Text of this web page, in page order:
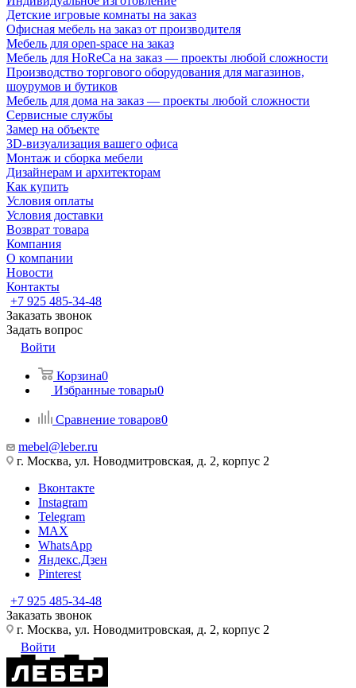
Детские игровые комнаты на заказ
Офисная мебель на заказ от производителя
Мебель для open-space на заказ
Мебель для HoReCa на заказ — проекты любой сложности
Производство торгового оборудования для магазинов,
шоурумов и бутиков
Мебель для дома на заказ — проекты любой сложности
Сервисные службы
Замер на объекте
3D-визуализация вашего офиса
Монтаж и сборка мебели
Дизайнерам и архитекторам
Как купить
Условия оплаты
Условия доставки
Возврат товара
Компания
О компании
Новости
Контакты
+7 925 485-34-48
Заказать звонок
Задать вопрос
Войти
Корзина0
Избранные товары0
Сравнение товаров0
mebel@leber.ru
г. Москва, ул. Новодмитровская, д. 2, корпус 2
Вконтакте
Instagram
Telegram
MAX
WhatsApp
Яндекс.Дзен
Pinterest
+7 925 485-34-48
Заказать звонок
г. Москва, ул. Новодмитровская, д. 2, корпус 2
Войти